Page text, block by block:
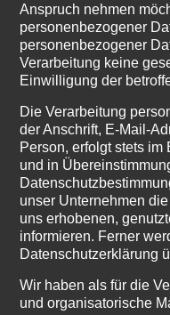
um Tango
16 Personen) =
assistierte
individuell auf eure
der Zwischenschritt
möglich solange
zweit anmelden &
gehen notfalls auch)
nötig
Einen Kurs für
Anspruch nehmen
personenbezogener
personenbezogener
Verarbeitung keine
Einwilligung der
Die Verarbeitung
der Anschrift, E-Mail-
Person, erfolgt stets
und in
unser Unternehmen
uns erhobenen,
informieren. Ferner
Datenschutzerklärung
Wir haben als für die
und organisatorische